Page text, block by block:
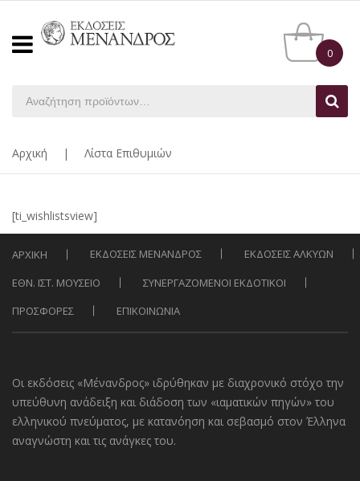
0
Αρχική | Λίστα Επιθυμιών
[ti_wishlistsview]
ΑΡΧΙΚΗ ΕΚΔΟΣΕΙΣ ΜΕΝΑΝΔΡΟΣ
ΕΚΔΟΣΕΙΣ ΑΛΚΥΩΝ
ΕΘΝ. ΙΣΤ. ΜΟΥΣΕΙΟ
ΣΥΝΕΡΓΑΖΟΜΕΝΟΙ ΕΚΔΟΤΙΚΟΙ
ΠΡΟΣΦΟΡΕΣ
ΕΠΙΚΟΙΝΩΝΙΑ
Οι εκδόσεις «Μένανδρος» ιδρύθηκαν με διαχρονικό στόχο την
υπεύθυνη ανάδειξη και διάδοση των «ιαματικών πηγών» του
ελληνικού πνεύματος, με κατανόηση και σεβασμό στον Έλληνα
αναγνώστη και τις ανάγκες του.